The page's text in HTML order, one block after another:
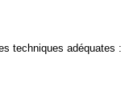
techniques adéquates :